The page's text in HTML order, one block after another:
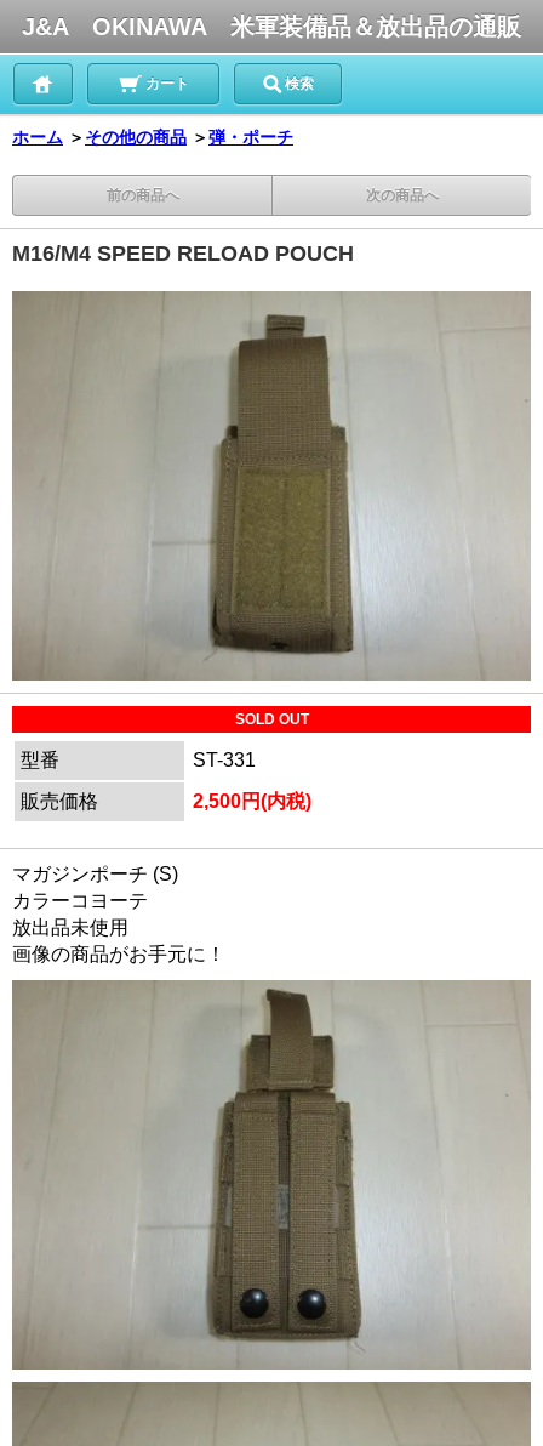
J&A OKINAWA 米軍装備品＆放出品の通販
カート 検索
ホーム ＞ その他の商品 ＞弾・ポーチ
前の商品へ 次の商品へ
M16/M4 SPEED RELOAD POUCH
SOLD OUT
型番
ST-331
販売価格
2,500円(内税)
マガジンポーチ (S)
カラーコヨーテ
放出品未使用
画像の商品がお手元に！